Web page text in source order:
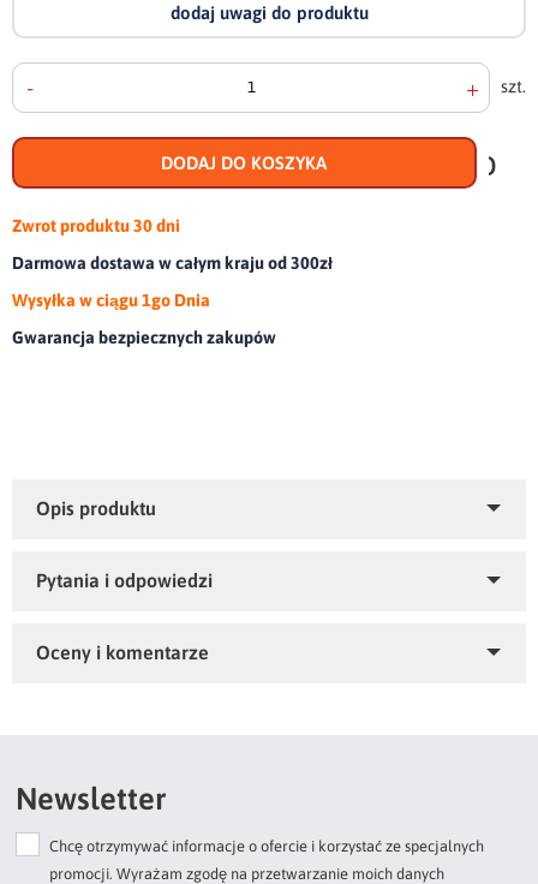
dodaj uwagi do produktu
- + szt.
DODAJ DO KOSZYKA
do
Zwrot produktu30 dni
Darmowa dostawa w całym kraju od 300zł
Wysyłka w ciągu 1go Dnia
Gwarancja bezpiecznych zakupów
ciemnobeżowy, Gramatura: 240 GSM GSM, Skład: 100%
Zapytaj o produkt
Dodaj opinię o produkcie
Newsletter
Chcę otrzymywać informacje o ofercie i korzystać ze specjalnych
promocji. Wyrażam zgodę na przetwarzanie moich danych